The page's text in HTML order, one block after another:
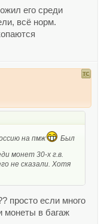
его среди
всё норм.
на пмж
Был
монет 30-х г.в.
не сказали. Хотя
просто если много
монеты в багаж